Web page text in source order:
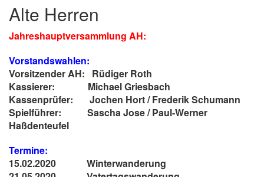
Alte Herren
Jahreshauptversammlung AH:
Vorstandswahlen:
Vorsitzender AH: Rüdiger Roth
Kassierer: Michael Griesbach
Kassenprüfer: Jochen Hort / Frederik Schumann
Spielführer: Sascha Jose / Paul-Werner
Haßdenteufel
Termine:
15.02.2020 Winterwanderung